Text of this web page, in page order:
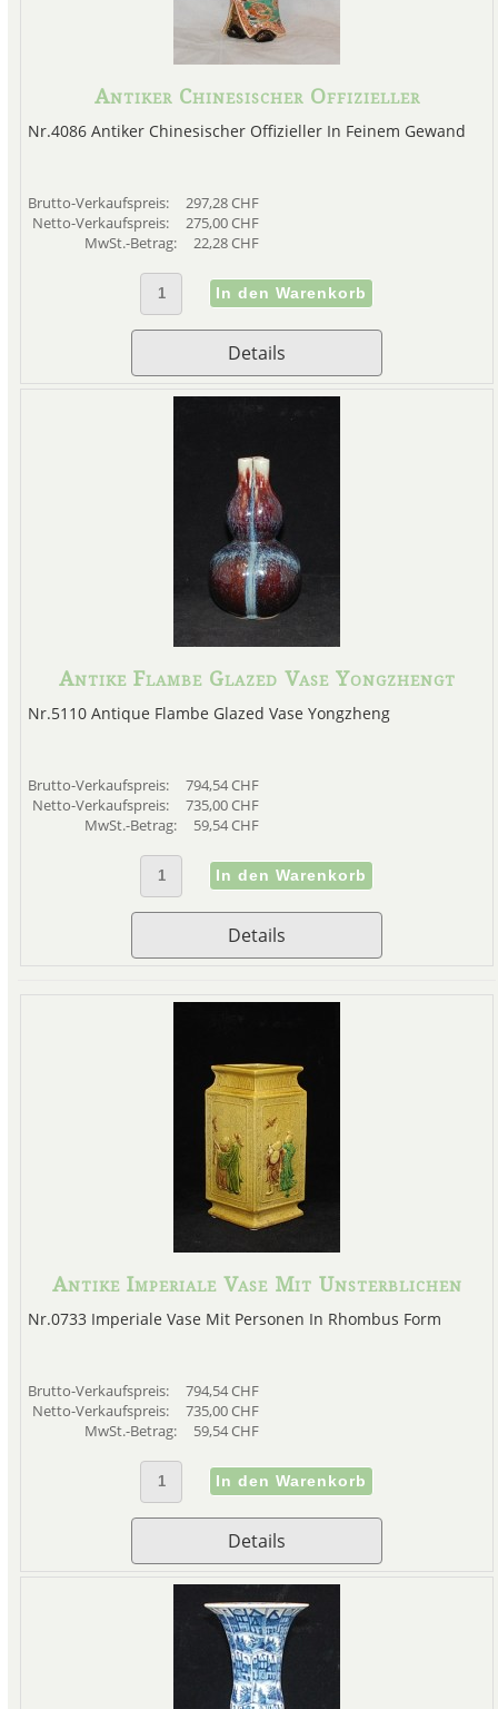
Antiker Chinesischer Offizieller
Nr.4086 Antiker Chinesischer Offizieller In Feinem Gewand
Brutto-Verkaufspreis:
297,28 CHF
Netto-Verkaufspreis:
275,00 CHF
MwSt.-Betrag:
22,28 CHF
Details
Antike Flambe Glazed Vase Yongzhengt
Nr.5110 Antique Flambe Glazed Vase Yongzheng
Brutto-Verkaufspreis:
794,54 CHF
Netto-Verkaufspreis:
735,00 CHF
MwSt.-Betrag:
59,54 CHF
Details
Antike Imperiale Vase Mit Unsterblichen
Nr.0733 Imperiale Vase Mit Personen In Rhombus Form
Brutto-Verkaufspreis:
794,54 CHF
Netto-Verkaufspreis:
735,00 CHF
MwSt.-Betrag:
59,54 CHF
Details